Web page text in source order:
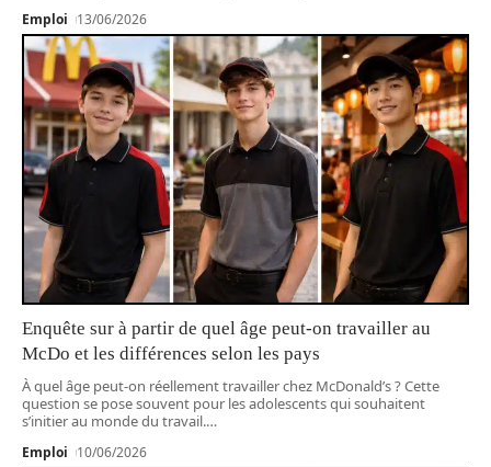
Emploi 13/06/2026
Enquête sur à partir de quel âge peut-on travailler au
McDo et les différences selon les pays
À quel âge peut-on réellement travailler chez McDonald’s ? Cette
question se pose souvent pour les adolescents qui souhaitent
s’initier au monde du travail.…
Emploi 10/06/2026